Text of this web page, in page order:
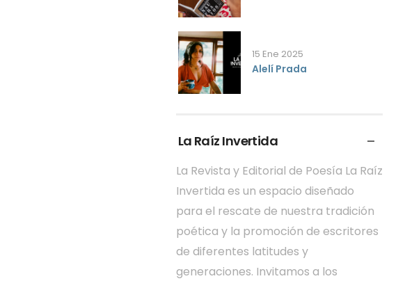
15 Ene 2025
Alelí Prada
La Raíz Invertida
La Revista y Editorial de Poesía La Raíz
Invertida es un espacio diseñado
para el rescate de nuestra tradición
poética y la promoción de escritores
de diferentes latitudes y
generaciones. Invitamos a los